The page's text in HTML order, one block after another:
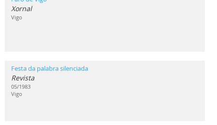
Xornal
Vigo
Festa da palabra silenciada
Revista
05/1983
Vigo